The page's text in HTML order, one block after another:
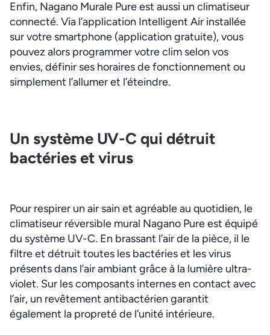
Enfin, Nagano Murale Pure est aussi un climatiseur
connecté. Via l’application Intelligent Air installée
sur votre smartphone (application gratuite), vous
pouvez alors programmer votre clim selon vos
envies, définir ses horaires de fonctionnement ou
simplement l’allumer et l’éteindre.
Un système UV-C qui détruit
bactéries et virus
Pour respirer un air sain et agréable au quotidien, le
climatiseur réversible mural Nagano Pure est équipé
du système UV-C. En brassant l’air de la pièce, il le
filtre et détruit toutes les bactéries et les virus
présents dans l’air ambiant grâce à la lumière ultra-
violet. Sur les composants internes en contact avec
l’air, un revêtement antibactérien garantit
également la propreté de l’unité intérieure.